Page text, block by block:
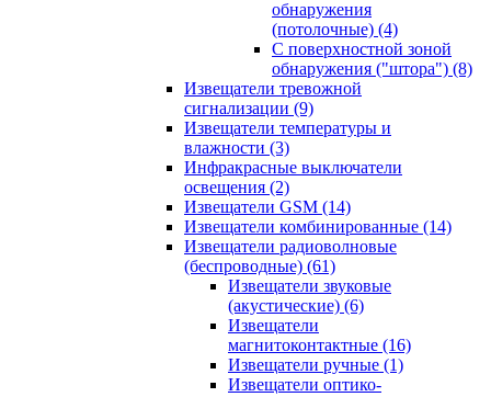
обнаружения
(потолочные) (4)
С поверхностной зоной
обнаружения ("штора") (8)
Извещатели тревожной
сигнализации (9)
Извещатели температуры и
влажности (3)
Инфракрасные выключатели
освещения (2)
Извещатели GSM (14)
Извещатели комбинированные (14)
Извещатели радиоволновые
(беспроводные) (61)
Извещатели звуковые
(акустические) (6)
Извещатели
магнитоконтактные (16)
Извещатели ручные (1)
Извещатели оптико-